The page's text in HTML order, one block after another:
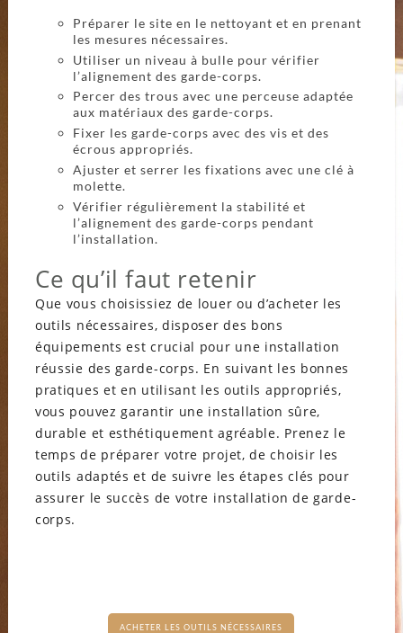
Préparer le site en le nettoyant et en prenant
les mesures nécessaires.
Utiliser un niveau à bulle pour vérifier
l’alignement des garde-corps.
Percer des trous avec une perceuse adaptée
aux matériaux des garde-corps.
Fixer les garde-corps avec des vis et des
écrous appropriés.
Ajuster et serrer les fixations avec une clé à
molette.
Vérifier régulièrement la stabilité et
l’alignement des garde-corps pendant
l’installation.
Ce qu’il faut retenir
Que vous choisissiez de louer ou d’acheter les
outils nécessaires, disposer des bons
équipements est crucial pour une installation
réussie des garde-corps. En suivant les bonnes
pratiques et en utilisant les outils appropriés,
vous pouvez garantir une installation sûre,
durable et esthétiquement agréable. Prenez le
temps de préparer votre projet, de choisir les
outils adaptés et de suivre les étapes clés pour
assurer le succès de votre installation de garde-
corps.
ACHETER LES OUTILS NÉCESSAIRES